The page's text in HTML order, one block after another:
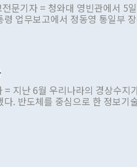
문기자 = 청와대 영빈관에서 5
업무보고에서 정동영 통일부
치지 않은 사안을 정책으로 추진
적 구상'이라는 비판을 내놨다. 그
물의를 빚은 적은 여러 번 있지만
정적 입장을 표명한 것은 이례
권을 제어해야 한다는 목소리도
지난 6월 우리나라의 경상수지
. 반도체를 중심으로 한 정보기